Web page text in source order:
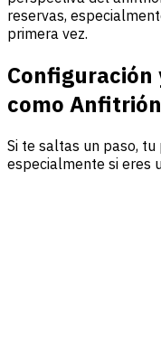
reservas,
primera vez.
Configuración
como Anfitrión
Si te saltas un paso,
especialmente si eres